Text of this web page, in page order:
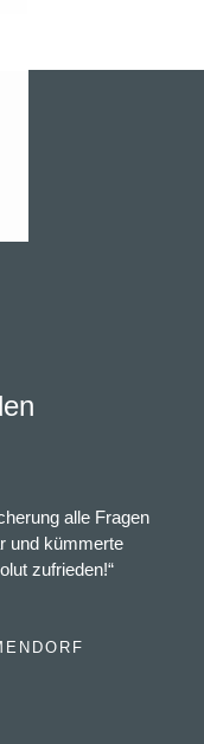
alle Fragen
und kümmerte
zufrieden!“